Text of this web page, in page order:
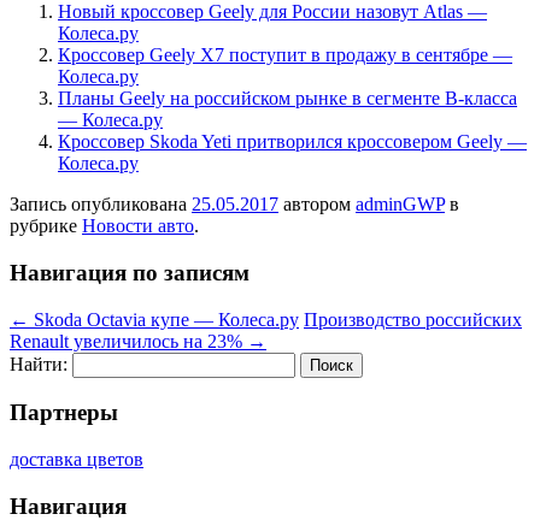
Новый кроссовер Geely для России назовут Atlas —
Колеса.ру
Кроссовер Geely X7 поступит в продажу в сентябре —
Колеса.ру
Планы Geely на российском рынке в сегменте B-класса
— Колеса.ру
Кроссовер Skoda Yeti притворился кроссовером Geely —
Колеса.ру
Запись опубликована 25.05.2017 автором adminGWPв
рубрике Новости авто.
Навигация по записям
← Skoda Octavia купе — Колеса.ру Производство российских
Renault увеличилось на 23% →
Найти:
Партнеры
доставка цветов
Навигация